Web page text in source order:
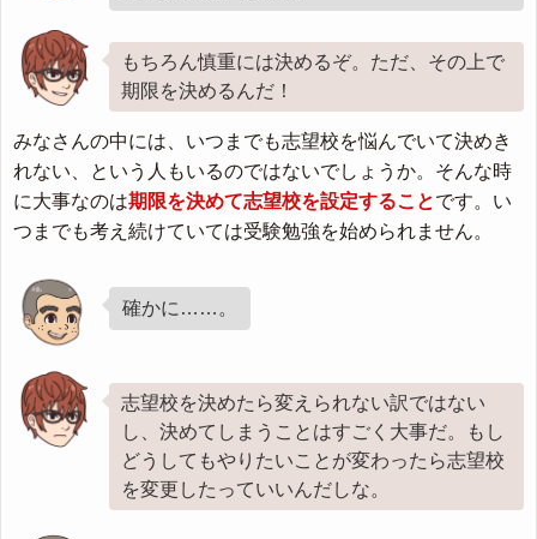
もちろん慎重には決めるぞ。ただ、その上で
期限を決めるんだ！
みなさんの中には、いつまでも志望校を悩んでいて決めき
れない、という人もいるのではないでしょうか。そんな時
に大事なのは期限を決めて志望校を設定することです。い
つまでも考え続けていては受験勉強を始められません。
確かに……。
志望校を決めたら変えられない訳ではない
し、決めてしまうことはすごく大事だ。もし
どうしてもやりたいことが変わったら志望校
を変更したっていいんだしな。